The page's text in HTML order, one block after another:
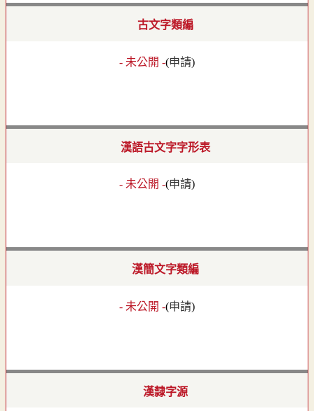
古文字類編
- 未公開 -(申請)
漢語古文字字形表
- 未公開 -(申請)
漢簡文字類編
- 未公開 -(申請)
漢隸字源